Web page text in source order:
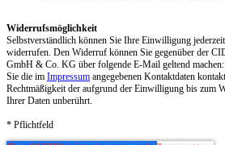
Widerrufsmöglichkeit
Selbstverständlich können Sie Ihre Einwilligung
widerrufen. Den Widerruf können Sie gegenüber der
GmbH & Co. KG über folgende E-Mail geltend machen:
Sie die im Impressum angegebenen Kontaktdaten
Rechtmäßigkeit der aufgrund der Einwilligung bis zum
Ihrer Daten unberührt.
* Pflichtfeld